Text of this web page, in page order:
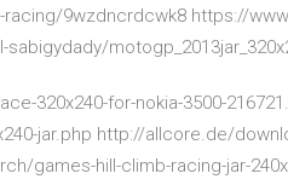
9wzdncrdcwk8 https://
320x240-for-nokia-3500-
jar.php http://allcore.de/
games-hill-climb-racing-jar-